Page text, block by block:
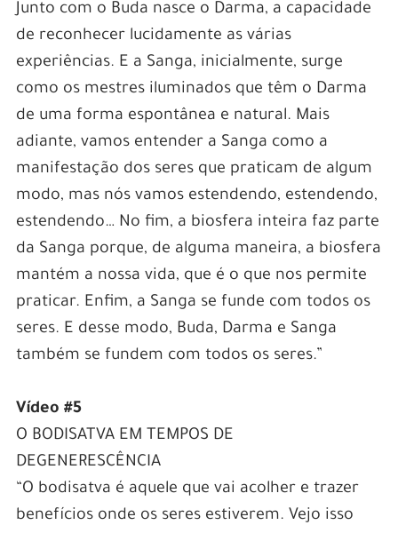
Junto com o Buda nasce o Darma, a capacidade
de reconhecer lucidamente as várias
experiências. E a Sanga, inicialmente, surge
como os mestres iluminados que têm o Darma
de uma forma espontânea e natural. Mais
adiante, vamos entender a Sanga como a
manifestação dos seres que praticam de algum
modo, mas nós vamos estendendo, estendendo,
estendendo… No fim, a biosfera inteira faz parte
da Sanga porque, de alguma maneira, a biosfera
mantém a nossa vida, que é o que nos permite
praticar. Enfim, a Sanga se funde com todos os
seres. E desse modo, Buda, Darma e Sanga
também se fundem com todos os seres.”
Vídeo #5
O BODISATVA EM TEMPOS DE
DEGENERESCÊNCIA
“O bodisatva é aquele que vai acolher e trazer
benefícios onde os seres estiverem. Vejo isso